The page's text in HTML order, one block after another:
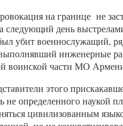
на границе не
следующий день
убит военнослужащий,
инженерные
воинской части МО
этого
не определенного наукой
цивилизованным